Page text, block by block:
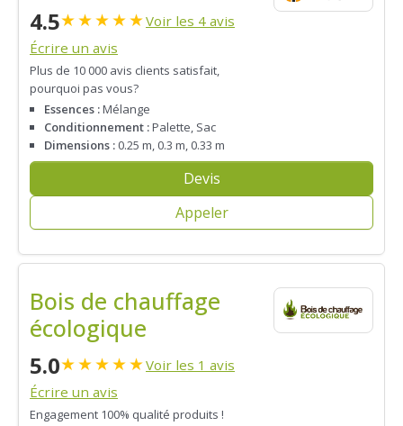
4.5★★★★★Voir les 4 avis
Écrire un avis
Plus de 10 000 avis clients satisfait,
pourquoi pas vous?
Essences :Mélange
Conditionnement :Palette, Sac
Dimensions : 0.25 m, 0.3 m, 0.33 m
Devis
Appeler
Bois de chauffage
écologique
5.0★★★★★Voir les 1 avis
Écrire un avis
Engagement 100% qualité produits !